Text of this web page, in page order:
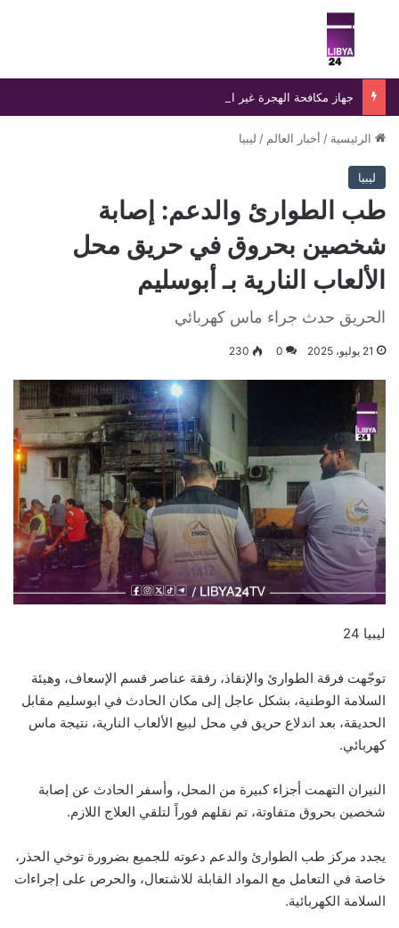
بحث عن
الرئيسية / أخبار العالم / ليبيا
ليبيا
طب الطوارئ والدعم: إصابة
شخصين بحروق في حريق محل
الألعاب النارية بـ أبوسليم
الحريق حدث جراء ماس كهربائي
21 يوليو، 2025 0
230
ليبيا 24
توجّهت فرقة الطوارئ والإنقاذ، رفقة عناصر قسم الإسعاف، وهيئة
السلامة الوطنية، بشكل عاجل إلى مكان الحادث في ابوسليم مقابل
الحديقة، بعد اندلاع حريق في محل لبيع الألعاب النارية، نتيجة ماس
كهربائي.
النيران التهمت أجزاء كبيرة من المحل، وأسفر الحادث عن إصابة
شخصين بحروق متفاوتة، تم نقلهم فوراً لتلقي العلاج اللازم.
يجدد مركز طب الطوارئ والدعم دعوته للجميع بضرورة توخي الحذر،
خاصة في التعامل مع المواد القابلة للاشتعال، والحرص على إجراءات
السلامة الكهربائية.